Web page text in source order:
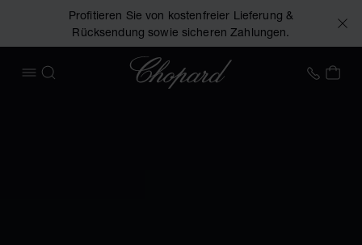
Profitieren Sie von kostenfreier Lieferung &
Rücksendung sowie sicheren Zahlungen.
MENÜ ÖFFNEN
SUCHEN
Chopard +49